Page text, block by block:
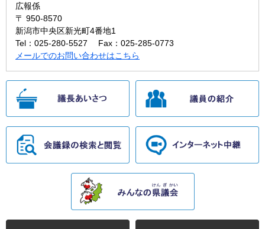
広報係
〒 950-8570
新潟市中央区新光町4番地1
Tel：025-280-5527
Fax：025-285-0773
メールでのお問い合わせはこちら